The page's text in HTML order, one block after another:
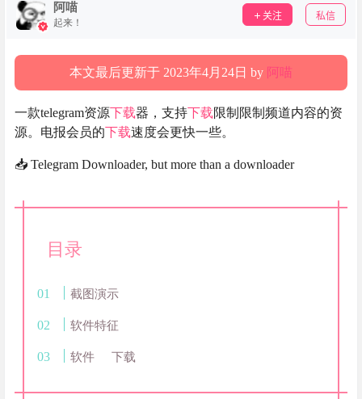
阿喵
起来！
关注 私信
本文最后更新于 2023年4月24日 by 阿喵
一款telegram资源下载器，支持下载限制限制频道内容的资
源。电报会员的下载速度会更快一些。
📥 Telegram Downloader, but more than a downloader
目录
截图演示
软件特征
软件 下载